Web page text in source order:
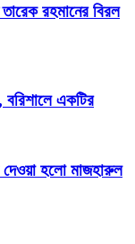
তারেক রহমানের বিরল
বরিশালে একটির
দেওয়া হলো মাজহারুল